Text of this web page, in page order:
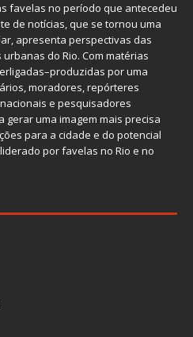
favelas no período que antecedeu
de notícias, que se tornou uma
apresenta perspectivas das
do Rio. Com matérias
por uma
moradores, repórteres
e pesquisadores
uma imagem mais precisa
para a cidade e do potencial
por favelas no Rio e no